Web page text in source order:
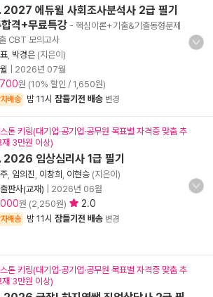
에듀윌 사회조사분석사 2급 필기
격+무료특강 - 핵심이론+기출&기출동형문제
CBT 모의고사
박경은 (지은이)
2026년 07월
원 (10% 할인 / 1,650원)
배송 밤 11시 잠들기전 배송 변경
톤 키링(대기업·공기업·공무원 목표별 자격증 맞춤 추
재 3만원 이상)
임상심리사 1급 필기
임의진 이창희 이현승 (지은이)
판사(교재)
2026년 06월
원 (2,250원) 2.0
배송 밤 11시 잠들기전 배송 변경
톤 키링(대기업·공기업·공무원 목표별 자격증 맞춤 추
재 3만원 이상)